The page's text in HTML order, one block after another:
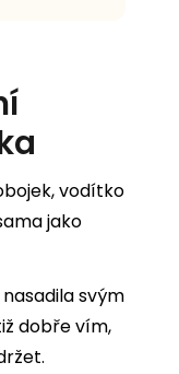
vodítko
jako
svým
dobře vím,